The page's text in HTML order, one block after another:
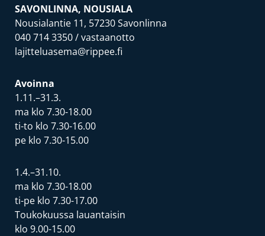
SAVONLINNA, NOUSIALA
Nousialantie 11, 57230 Savonlinna
040 714 3350/ vastaanotto
lajitteluasema@rippee.fi
Avoinna
1.11.–31.3.
ma klo 7.30-18.00
ti-to klo 7.30-16.00
pe klo 7.30-15.00
1.4.–31.10.
ma klo 7.30-18.00
ti-pe klo 7.30-17.00
Toukokuussa lauantaisin
klo 9.00-15.00